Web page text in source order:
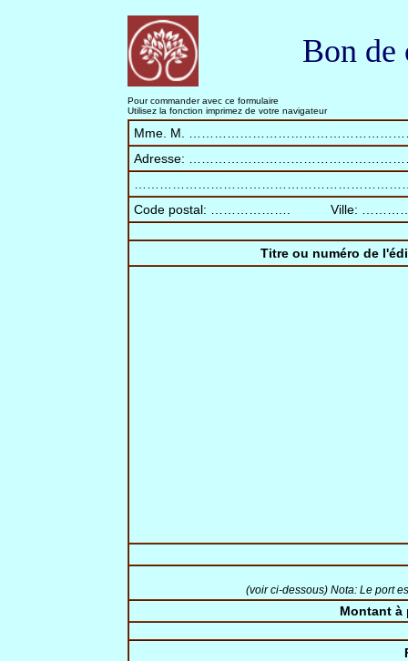
Bon de
Pour commander avec ce formulaire
Utilisez la fonction imprimez de votre navigateur
Mme. M.
Adresse:
Code postal: ………………. Ville:
Titre ou numéro de
(voir ci-dessous) Nota: Le port
Montant à